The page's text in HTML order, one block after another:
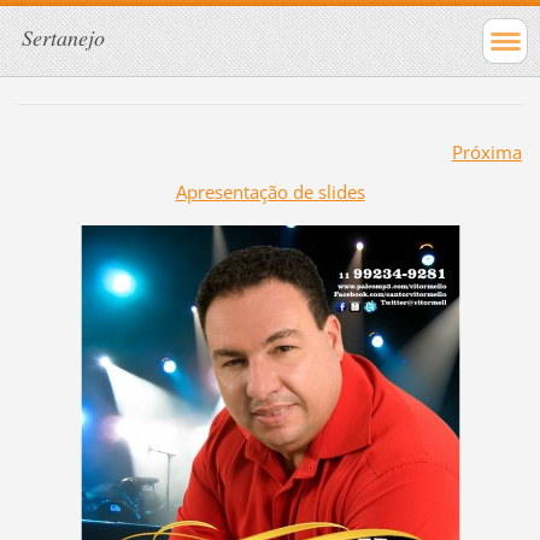
Sertanejo
Próxima
Apresentação de slides